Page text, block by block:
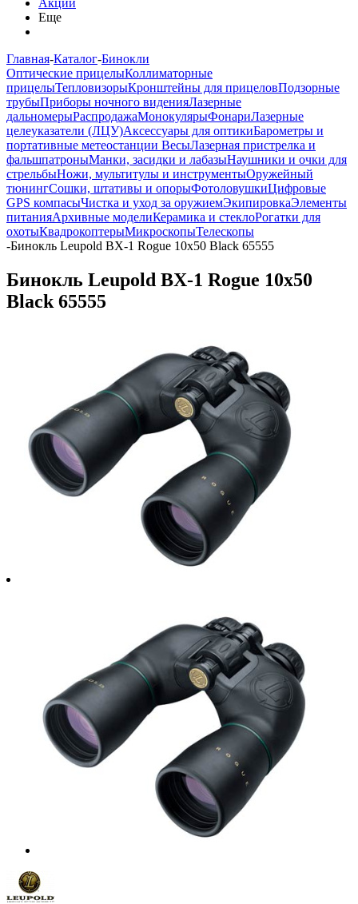
Акции
Еще
Главная-Каталог-Бинокли
Оптические прицелыКоллиматорные
прицелыТепловизорыКронштейны для прицеловПодзорные
трубыПриборы ночного виденияЛазерные
дальномерыРаспродажаМонокулярыФонариЛазерные
целеуказатели (ЛЦУ)Аксессуары для оптикиБарометры и
портативные метеостанции ВесыЛазерная пристрелка и
фальшпатроныМанки, засидки и лабазыНаушники и очки для
стрельбыНожи, мультитулы и инструментыОружейный
тюнингСошки, штативы и опорыФотоловушкиЦифровые
GPS компасыЧистка и уход за оружиемЭкипировкаЭлементы
питанияАрхивные моделиКерамика и стеклоРогатки для
охотыКвадрокоптерыМикроскопыТелескопы
-Бинокль Leupold BX-1 Rogue 10x50 Black 65555
Бинокль Leupold BX-1 Rogue 10x50
Black 65555